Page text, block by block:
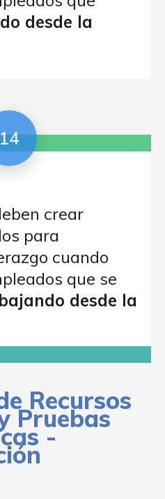
desde la
14
crear
para
cuando
que se
desde la
Recursos
Pruebas
-